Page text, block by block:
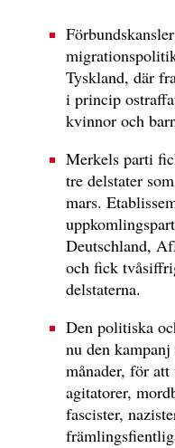
Tyskland, där
i princip
kvinnor och
Merkels parti
tre delstater
mars.
Deutschland,
och fick
delstaterna.
Den politiska
nu den
månader, för
agitatorer,
fascister,